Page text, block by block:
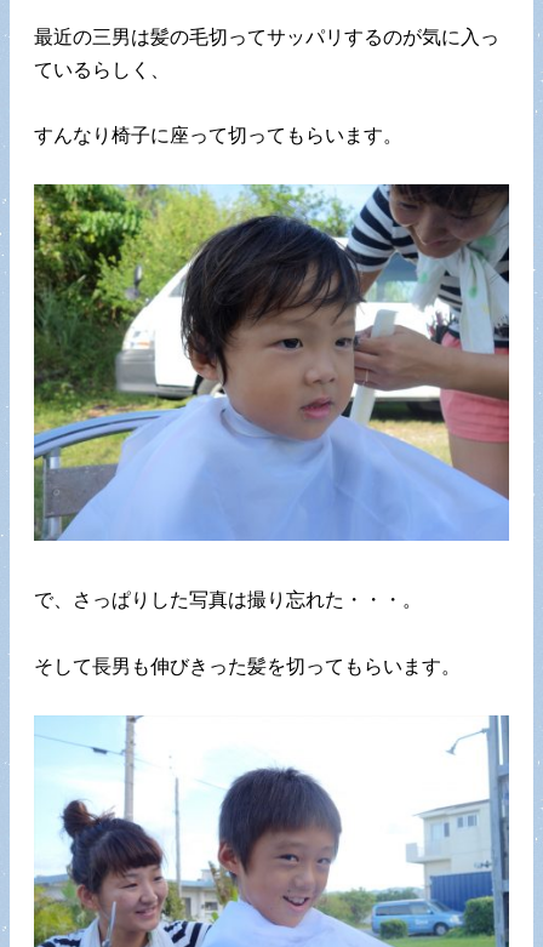
最近の三男は髪の毛切ってサッパリするのが気に入っ
ているらしく、
すんなり椅子に座って切ってもらいます。
で、さっぱりした写真は撮り忘れた・・・。
そして長男も伸びきった髪を切ってもらいます。